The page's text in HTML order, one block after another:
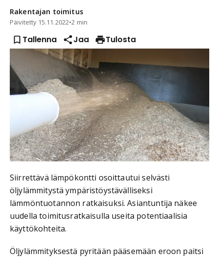
Rakentajan toimitus
Päivitetty 15.11.2022•2 min
Tallenna Jaa Tulosta
Siirrettävä lämpökontti osoittautui selvästi
öljylämmitystä ympäristöystävälliseksi
lämmöntuotannon ratkaisuksi. Asiantuntija näkee
uudella toimitusratkaisulla useita potentiaalisia
käyttökohteita.
Öljylämmityksestä pyritään pääsemään eroon paitsi